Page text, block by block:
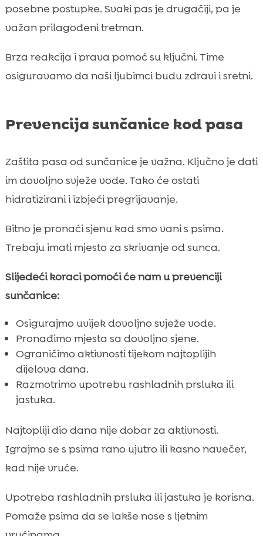
posebne postupke. Svaki pas je drugačiji, pa je
važan prilagođeni tretman.
Brza reakcija i prava pomoć su ključni. Time
osiguravamo da naši ljubimci budu zdravi i sretni.
Prevencija sunčanice kod pasa
Zaštita pasa od sunčanice je važna. Ključno je dati
im dovoljno svježe vode. Tako će ostati
hidratizirani i izbjeći pregrijavanje.
Bitno je pronaći sjenu kad smo vani s psima.
Trebaju imati mjesto za skrivanje od sunca.
Slijedeći koraci pomoći će nam u prevenciji
sunčanice:
Osigurajmo uvijek dovoljno svježe vode.
Pronađimo mjesta sa dovoljno sjene.
Ograničimo aktivnosti tijekom najtoplijih
dijelova dana.
Razmotrimo upotrebu rashladnih prsluka ili
jastuka.
Najtopliji dio dana nije dobar za aktivnosti.
Igrajmo se s psima rano ujutro ili kasno navečer,
kad nije vruće.
Upotreba rashladnih prsluka ili jastuka je korisna.
Pomaže psima da se lakše nose s ljetnim